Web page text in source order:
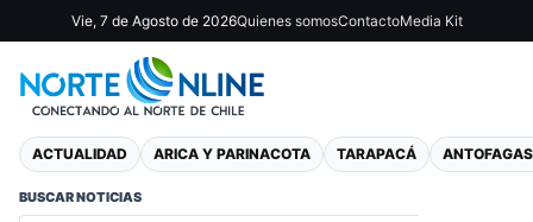
Vie, 7 de Agosto de 2026Quienes somosContactoMedia Kit
ACTUALIDAD ARICA Y PARINACOTA TARAPACÁ
BUSCAR NOTICIAS